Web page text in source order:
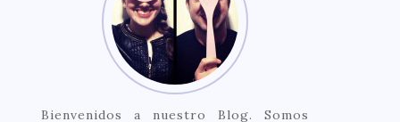
Bienvenidos a nuestro Blog. Somos